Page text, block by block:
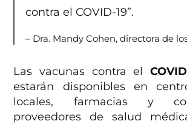
contra el COVID-19”.
– Dra. Mandy Cohen, directora de
Las vacunas contra el
estarán disponibles en
locales, farmacias y
proveedores de salud